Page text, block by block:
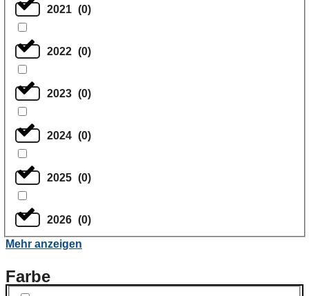
2021 (0)
2022 (0)
2023 (0)
2024 (0)
2025 (0)
2026 (0)
Mehr anzeigen
Farbe